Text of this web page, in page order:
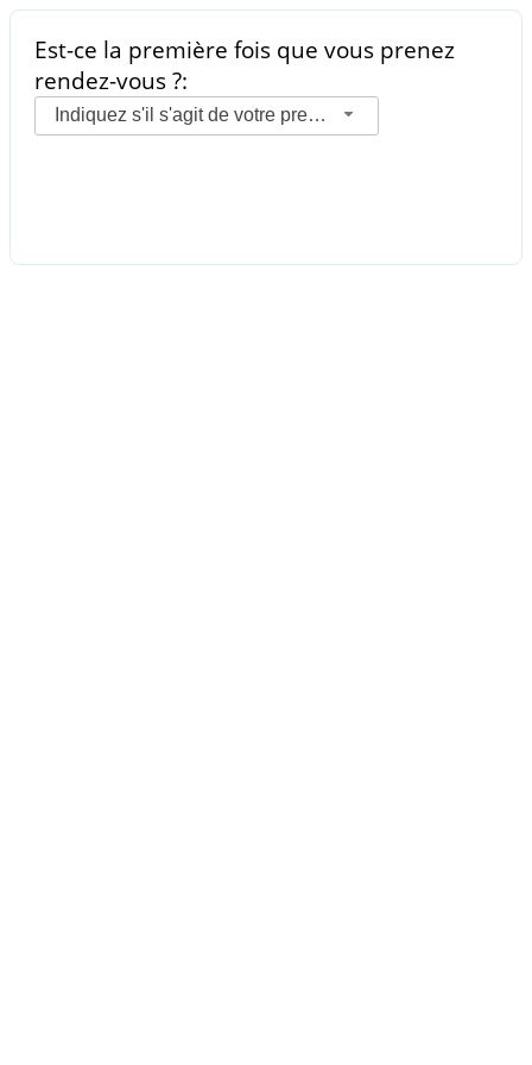
Est-ce la première fois que vous prenez
rendez-vous ?:
Indiquez s'il s'agit de votre premier rendez-vous